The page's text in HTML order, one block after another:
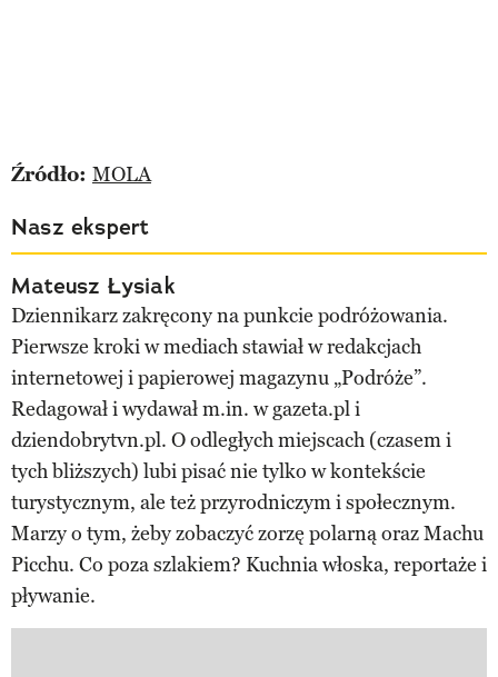
Źródło: MOLA
Nasz ekspert
Mateusz Łysiak
Dziennikarz zakręcony na punkcie podróżowania.
Pierwsze kroki w mediach stawiał w redakcjach
internetowej i papierowej magazynu „Podróże”.
Redagował i wydawał m.in. w gazeta.pl i
dziendobrytvn.pl. O odległych miejscach (czasem i
tych bliższych) lubi pisać nie tylko w kontekście
turystycznym, ale też przyrodniczym i społecznym.
Marzy o tym, żeby zobaczyć zorzę polarną oraz Machu
Picchu. Co poza szlakiem? Kuchnia włoska, reportaże i
pływanie.